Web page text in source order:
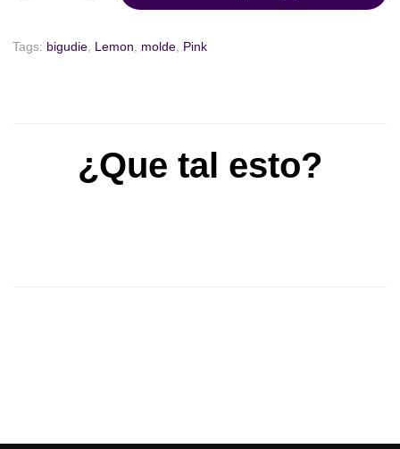
Tags: bigudie Lemon molde Pink
¿Que tal esto?